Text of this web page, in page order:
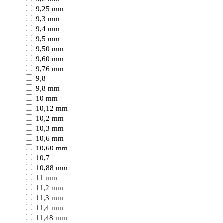
9,25 mm
9,3 mm
9,4 mm
9,5 mm
9,50 mm
9,60 mm
9,76 mm
9,8
9,8 mm
10 mm
10,12 mm
10,2 mm
10,3 mm
10,6 mm
10,60 mm
10,7
10,88 mm
11 mm
11,2 mm
11,3 mm
11,4 mm
11,48 mm